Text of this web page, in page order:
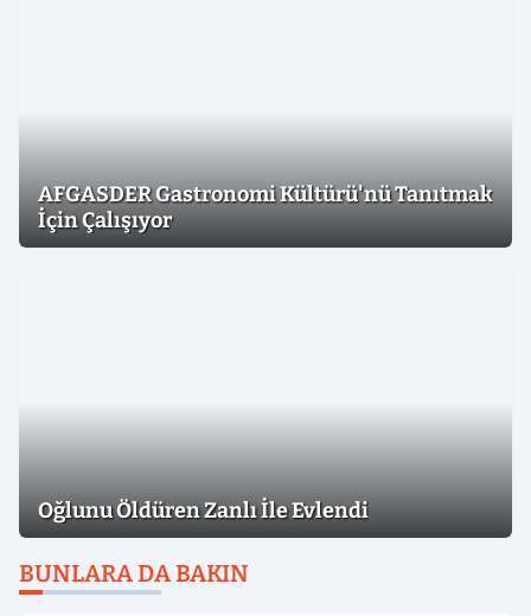
AFGASDER Gastronomi Kültürü'nü Tanıtmak
İçin Çalışıyor
Oğlunu Öldüren Zanlı İle Evlendi
BUNLARA DA BAKIN